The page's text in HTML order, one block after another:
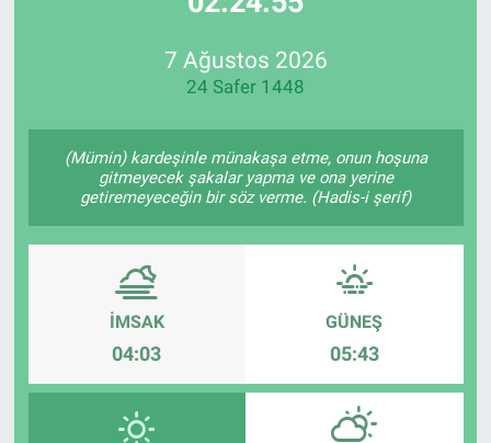
7 Ağustos 2026
24 Safer 1448
(Mümin) kardeşinle münakaşa etme, onun hoşuna
gitmeyecek şakalar yapma ve ona yerine
getiremeyeceğin bir söz verme. (Hadis-i şerif)
İMSAK
04:03
GÜNEŞ
05:43
Özel Haberler
Kadın
Erişim Bilgileri
Sağlık
Ramazan